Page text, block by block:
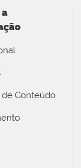
a
de Conteúdo